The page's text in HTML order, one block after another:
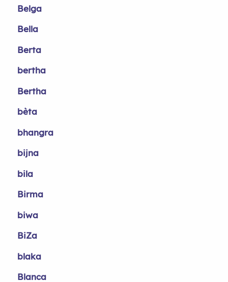
Belga
Bella
Berta
bertha
Bertha
bèta
bhangra
bijna
bila
Birma
biwa
BiZa
blaka
Blanca